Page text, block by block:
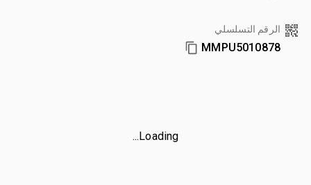
الرقم التسلسلي
MMPU5010878
Loading...